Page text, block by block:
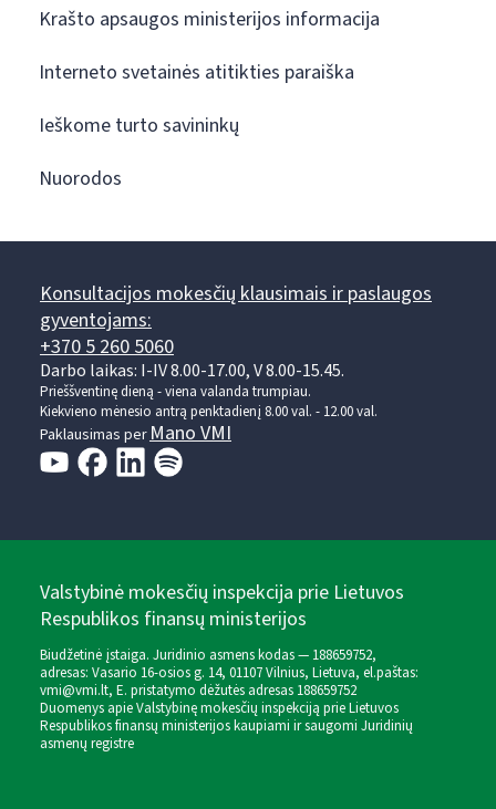
Krašto apsaugos ministerijos informacija
Interneto svetainės atitikties paraiška
Ieškome turto savininkų
Nuorodos
Konsultacijos mokesčių klausimais ir paslaugos
gyventojams:
+370 5 260 5060
Darbo laikas: I-IV 8.00-17.00, V 8.00-15.45.
Prieššventinę dieną - viena valanda trumpiau.
Kiekvieno mėnesio antrą penktadienį 8.00 val. - 12.00 val.
Paklausimas perMano VMI
Valstybinė mokesčių inspekcija prie Lietuvos
Respublikos finansų ministerijos
Biudžetinė įstaiga. Juridinio asmens kodas — 188659752,
adresas: Vasario 16-osios g. 14, 01107 Vilnius, Lietuva, el.paštas:
vmi@vmi.lt, E. pristatymo dėžutės adresas 188659752
Duomenys apie Valstybinę mokesčių inspekciją prie Lietuvos
Respublikos finansų ministerijos kaupiami ir saugomi Juridinių
asmenų registre